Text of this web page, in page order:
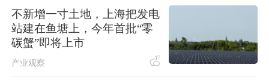
不新增一寸土地，上海把发电
站建在鱼塘上，今年首批“零
碳蟹”即将上市
产业观察 17